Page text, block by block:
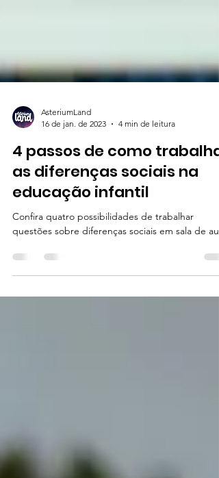
16 de jan. de 2023
4 min de leitura
4 passos de como trabalhar
as diferenças sociais na
educação infantil
questões sobre diferenças sociais em sala de